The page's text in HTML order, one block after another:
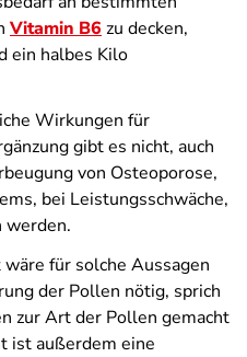
Vitamin B6 zu decken,
ein halbes Kilo
Wirkungen für
gibt es nicht, auch
von Osteoporose,
bei Leistungsschwäche,
werden.
für solche Aussagen
der Pollen nötig, sprich
zur Art der Pollen gemacht
ist außerdem eine